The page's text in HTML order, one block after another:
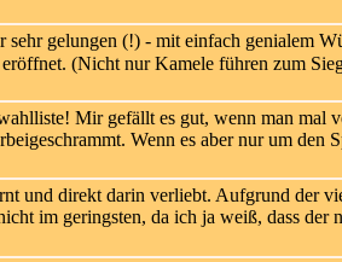
gelungen (!) - mit einfach genialem
(Nicht nur Kamele führen zum
Mir gefällt es gut, wenn man mal
Wenn es aber nur um den
und direkt darin verliebt. Aufgrund der
im geringsten, da ich ja weiß, dass der